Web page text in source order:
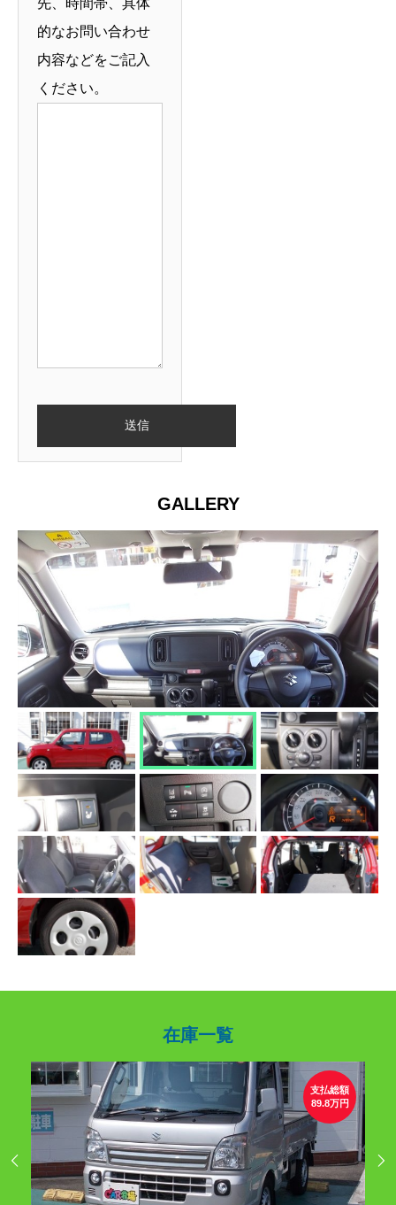
的なお問い合わせ
内容などをご記入
ください。
GALLERY
在庫一覧
支払総額
89.8万円
 